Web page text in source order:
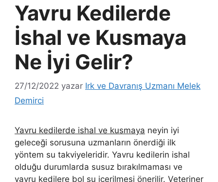
Yavru Kedilerde
İshal ve Kusmaya
Ne İyi Gelir?
27/12/2022 yazar Irk ve Davranış Uzmanı Melek
Demirci
Yavru kedilerde ishal ve kusmaya neyin iyi
geleceği sorusuna uzmanların önerdiği ilk
yöntem su takviyeleridir. Yavru kedilerin ishal
olduğu durumlarda susuz bırakılmaması ve
yavru kedilere bol su içerilmesi önerilir. Veteriner